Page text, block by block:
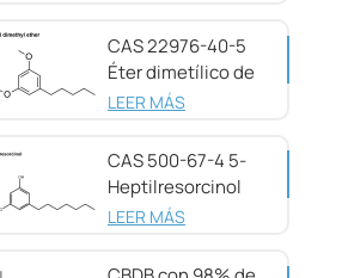
CAS 22976-40-5
Éter dimetílico de
olivetol, 98 %
LEER MÁS
CAS 500-67-4 5-
Heptilresorcinol
con 99 % de
LEER MÁS